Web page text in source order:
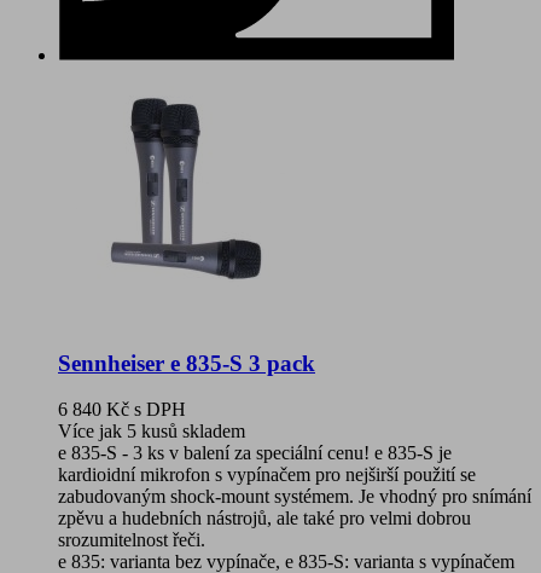
Sennheiser e 835-S 3 pack
6 840 Kč s DPH
Více jak 5 kusů skladem
e 835-S - 3 ks v balení za speciální cenu! e 835-S je
kardioidní mikrofon s vypínačem pro nejširší použití se
zabudovaným shock-mount systémem. Je vhodný pro snímání
zpěvu a hudebních nástrojů, ale také pro velmi dobrou
srozumitelnost řeči.
e 835: varianta bez vypínače, e 835-S: varianta s vypínačem